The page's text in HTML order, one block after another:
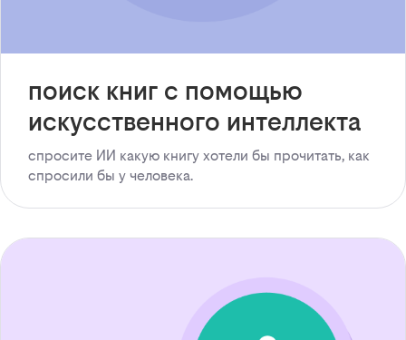
поиск книг с помощью
искусственного интеллекта
спросите ИИ какую книгу хотели бы прочитать, как
спросили бы у человека.